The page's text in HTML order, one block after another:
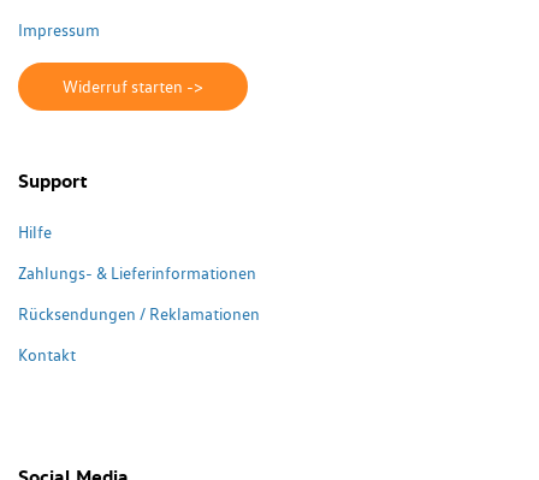
Impressum
Widerruf starten ->
Support
Hilfe
Zahlungs- & Lieferinformationen
Rücksendungen / Reklamationen
Kontakt